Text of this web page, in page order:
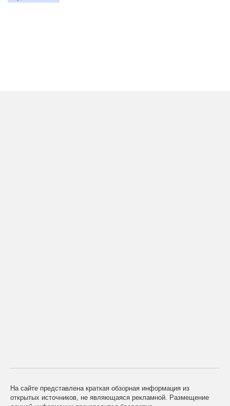
На сайте представлена краткая обзорная информация из
открытых источников, не являющаяся рекламной. Размещение